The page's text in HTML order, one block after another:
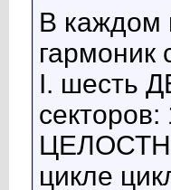
В каждом
I. шесть
цикле